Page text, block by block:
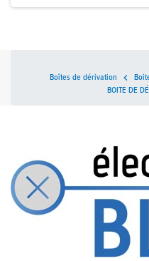

Boîtes de dérivation
BOITE DE